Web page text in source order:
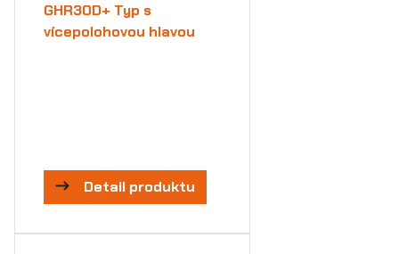
GHR30D+ Typ s
vícepolohovou hlavou
Detail produktu